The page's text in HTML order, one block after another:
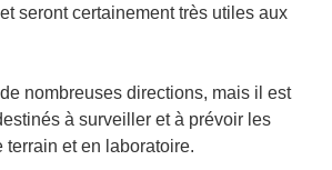
e
n
s
u
seront certainement très utiles aux
nombreuses directions, mais il est
à surveiller et à prévoir les
et en laboratoire.